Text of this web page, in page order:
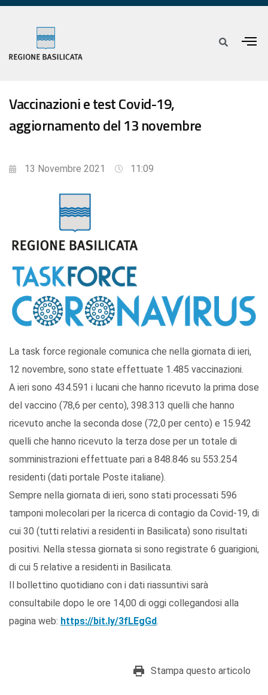
Vaccinazioni e test Covid-19,
aggiornamento del 13 novembre
13 Novembre 2021 11:09
La task force regionale comunica che nella giornata di ieri,
12 novembre, sono state effettuate 1.485 vaccinazioni.
A ieri sono 434.591 i lucani che hanno ricevuto la prima dose
del vaccino (78,6 per cento), 398.313 quelli che hanno
ricevuto anche la seconda dose (72,0 per cento) e 15.942
quelli che hanno ricevuto la terza dose per un totale di
somministrazioni effettuate pari a 848.846 su 553.254
residenti (dati portale Poste italiane).
Sempre nella giornata di ieri, sono stati processati 596
tamponi molecolari per la ricerca di contagio da Covid-19, di
cui 30 (tutti relativi a residenti in Basilicata) sono risultati
positivi. Nella stessa giornata si sono registrate 6 guarigioni,
di cui 5 relative a residenti in Basilicata.
Il bollettino quotidiano con i dati riassuntivi sarà
consultabile dopo le ore 14,00 di oggi collegandosi alla
pagina web: https://bit.ly/3fLEgGd.
Stampa questo articolo